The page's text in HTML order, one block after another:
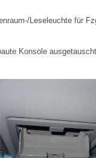
Leseleuchte für
Konsole